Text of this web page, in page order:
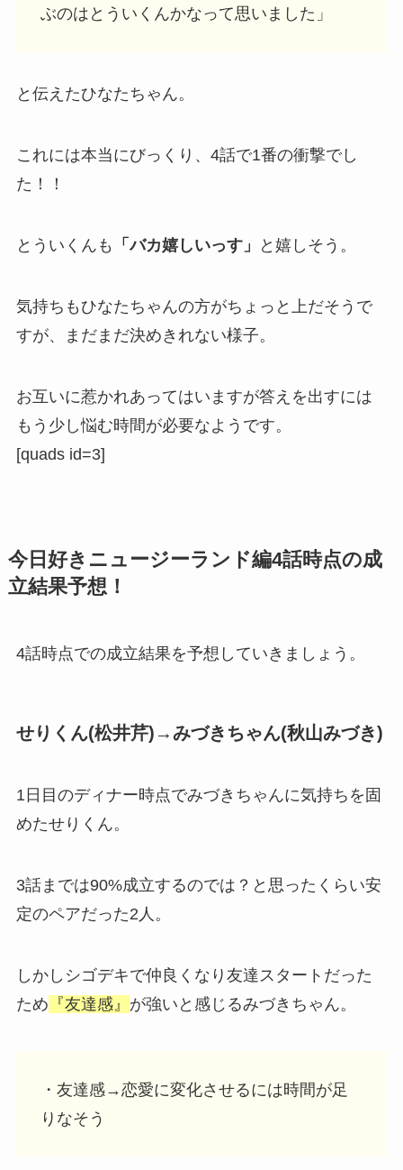
ぶのはとういくんかなって思いました」
と伝えたひなたちゃん。
これには本当にびっくり、4話で1番の衝撃でし
た！！
とういくんも 「バカ嬉しいっす」 と嬉しそう。
気持ちもひなたちゃんの方がちょっと上だそうで
すが、まだまだ決めきれない様子。
お互いに惹かれあってはいますが答えを出すには
もう少し悩む時間が必要なようです。
[quads id=3]
今日好きニュージーランド編4話時点の成
立結果予想！
4話時点での成立結果を予想していきましょう。
せりくん(松井芹)→みづきちゃん(秋山みづき)
1日目のディナー時点でみづきちゃんに気持ちを固
めたせりくん。
3話までは90%成立するのでは？と思ったくらい安
定のペアだった2人。
しかしシゴデキで仲良くなり友達スタートだった
ため 『友達感』 が強いと感じるみづきちゃん。
・友達感→恋愛に変化させるには時間が足
りなそう